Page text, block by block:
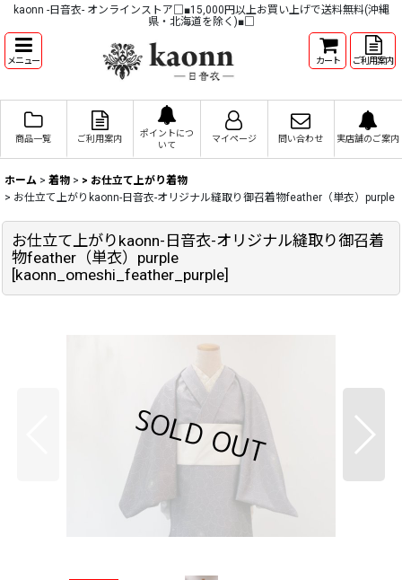
kaonn -日音衣- オンラインストア□■15,000円以上お買い上げで送料無料(沖縄
県・北海道を除く)■□
メニュー カート ご利用案内
商品一覧 ご利用案内
ポイントにつ
いて
マイページ 問い合わせ 実店舗のご案内
ホーム > 着物 > > お仕立て上がり着物
> お仕立て上がりkaonn-日音衣-オリジナル縫取り御召着物feather（単衣）purple
お仕立て上がりkaonn-日音衣-オリジナル縫取り御召着
物feather（単衣）purple
[kaonn_omeshi_feather_purple]